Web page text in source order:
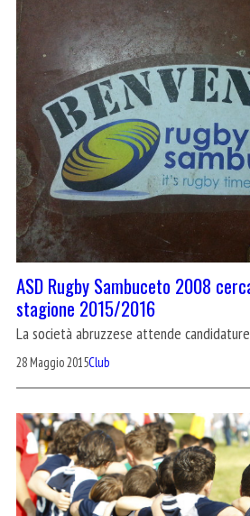
ASD Rugby Sambuceto 2008
stagione 2015/2016
La società abruzzese attende candidature
28 Maggio 2015Club